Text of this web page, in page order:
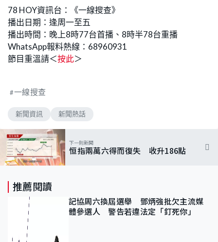
78 HOY資訊台：《一線搜查》
播出日期：逢周一至五
播出時間：晚上8時77台首播、8時半78台重播
WhatsApp報料熱線：68960931
節目重溫請＜按此＞
一線搜查
新聞資訊 新聞熱話
下一則新聞
恒指兩萬六得而復失 收升186點
推薦閱讀
記協周六換屆選舉 鄧炳強批欠主流媒
體參選人 警告若違法定「釘死你」